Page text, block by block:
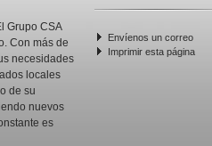
Grupo CSA
Con más de
necesidades
locales
de su
nuevos
es
Envíenos un correo
Imprimir esta página